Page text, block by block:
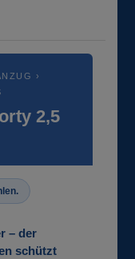
›
2,5
– der
schützt